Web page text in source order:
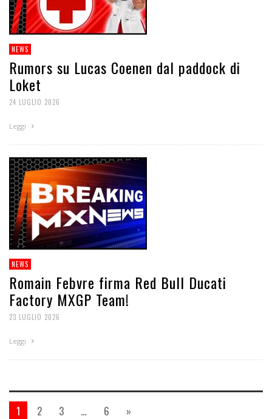
NEWS
Rumors su Lucas Coenen dal paddock di
Loket
24 LUGLIO 2026
Leggi
NEWS
Romain Febvre firma Red Bull Ducati
Factory MXGP Team!
23 LUGLIO 2026
Leggi
1 2 3 … 6 »